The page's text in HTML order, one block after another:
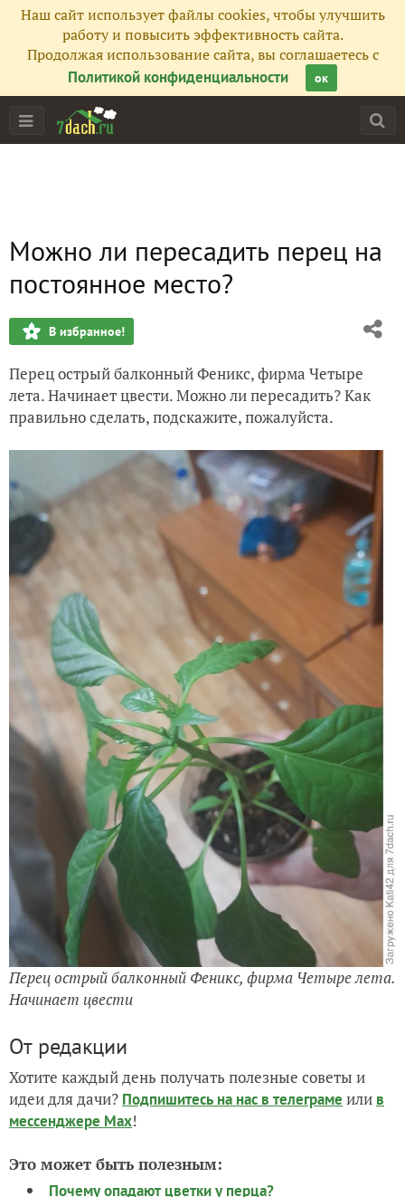
Наш сайт использует файлы cookies, чтобы улучшить
работу и повысить эффективность сайта.
Продолжая использование сайта, вы соглашаетесь с
Политикой конфиденциальности
ок
Можно ли пересадить перец на
постоянное место?
В избранное!
Перец острый балконный Феникс, фирма Четыре
лета. Начинает цвести. Можно ли пересадить? Как
правильно сделать, подскажите, пожалуйста.
Перец острый балконный Феникс, фирма Четыре лета.
Начинает цвести
От редакции
Хотите каждый день получать полезные советы и
идеи для дачи? Подпишитесь на нас в телеграме или в
мессенджере Max!
Это может быть полезным:
Почему опадают цветки у перца?